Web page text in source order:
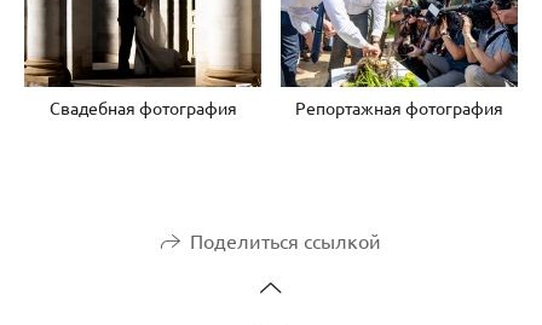
Свадебная фотография Репортажная фотография
Поделиться ссылкой